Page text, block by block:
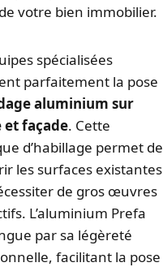
votre bien immobilier.
spécialisées
parfaitement la pose
aluminium sur
façade. Cette
d’habillage permet de
les surfaces existantes
de gros œuvres
L’aluminium Prefa
par sa légèreté
facilitant la pose